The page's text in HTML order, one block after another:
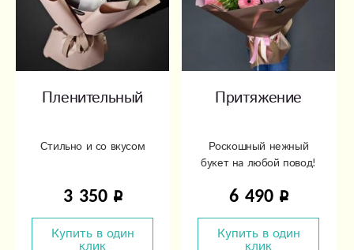
Пленительный
Стильно и со вкусом
3 350
Купить в один
Притяжение
Роскошный нежный
букет на любой повод!
6 490
Купить в один